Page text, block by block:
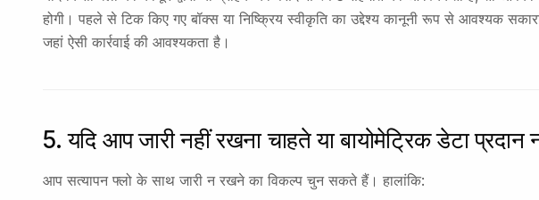
होगी। पहले से टिक किए गए बॉक्स या निष्क्रिय स्वीकृति का उद्देश्य कानूनी रूप से आवश्यक
जहां ऐसी कार्रवाई की आवश्यकता है।
5. यदि आप जारी नहीं रखना चाहते या बायोमेट्रिक डेटा प्रदान
आप सत्यापन फ्लो के साथ जारी न रखने का विकल्प चुन सकते हैं। हालांकि: